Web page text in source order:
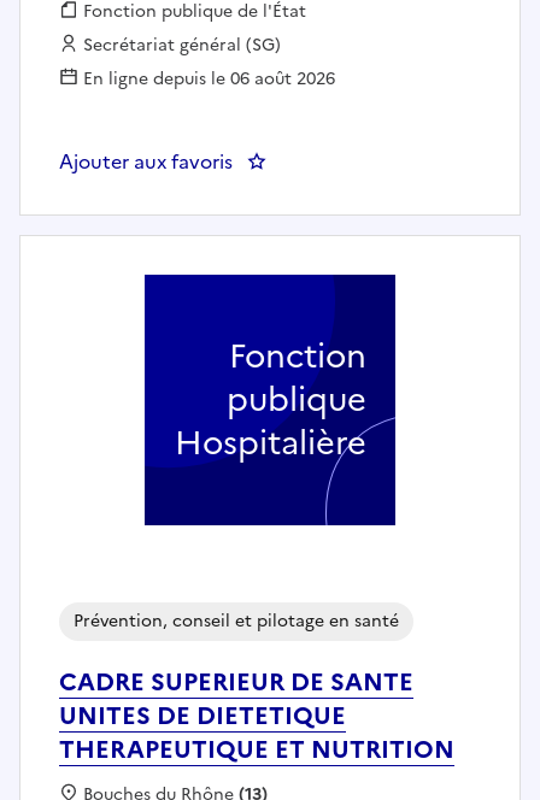
Fonction publique :
Fonction publique de l'État
Employeur :
Secrétariat général (SG)
En ligne depuis le 06 août 2026
Ajouter aux favoris : Sec Gen : Gestionnaire
CADRE SUPERIEUR DE SANTE
UNITES DE DIETETIQUE
THERAPEUTIQUE ET NUTRITION
Prévention, conseil et pilotage en santé
Localisation :
Bouches du Rhône(13)
Fonction
publique
Hospitalière